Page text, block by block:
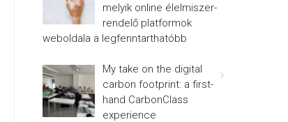
melyik online élelmiszer-
rendelő platformok
weboldala a legfenntarthatóbb
My take on the digital
carbon footprint: a first-
hand CarbonClass
experience